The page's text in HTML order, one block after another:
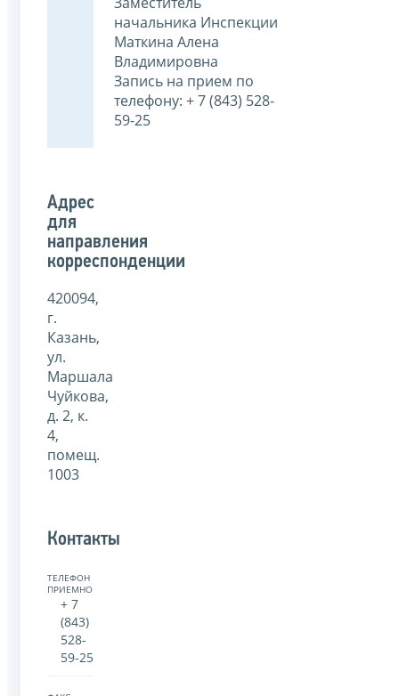
начальника Инспекции
Маткина Алена
Владимировна
Запись на прием по
телефону: + 7 (843) 528-
59-25
Адрес
для
направления
корреспонденции
420094,
г.
Казань,
ул.
Маршала
Чуйкова,
д. 2, к.
4,
помещ.
1003
Контакты
ТЕЛЕФОН
ПРИЕМНОЙ:
+ 7
(843)
528-
59-25